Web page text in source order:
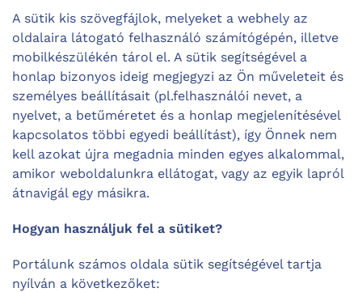
A sütik kis szövegfájlok, melyeket a webhely az
oldalaira látogató felhasználó számítógépén, illetve
mobilkészülékén tárol el. A sütik segítségével a
honlap bizonyos ideig megjegyzi az Ön műveleteit és
személyes beállításait (pl.felhasználói nevet, a
nyelvet, a betűméretet és a honlap megjelenítésével
kapcsolatos többi egyedi beállítást), így Önnek nem
kell azokat újra megadnia minden egyes alkalommal,
amikor weboldalunkra ellátogat, vagy az egyik lapról
átnavigál egy másikra.
Hogyan használjuk fel a sütiket?
Portálunk számos oldala sütik segítségével tartja
nyílván a következőket: